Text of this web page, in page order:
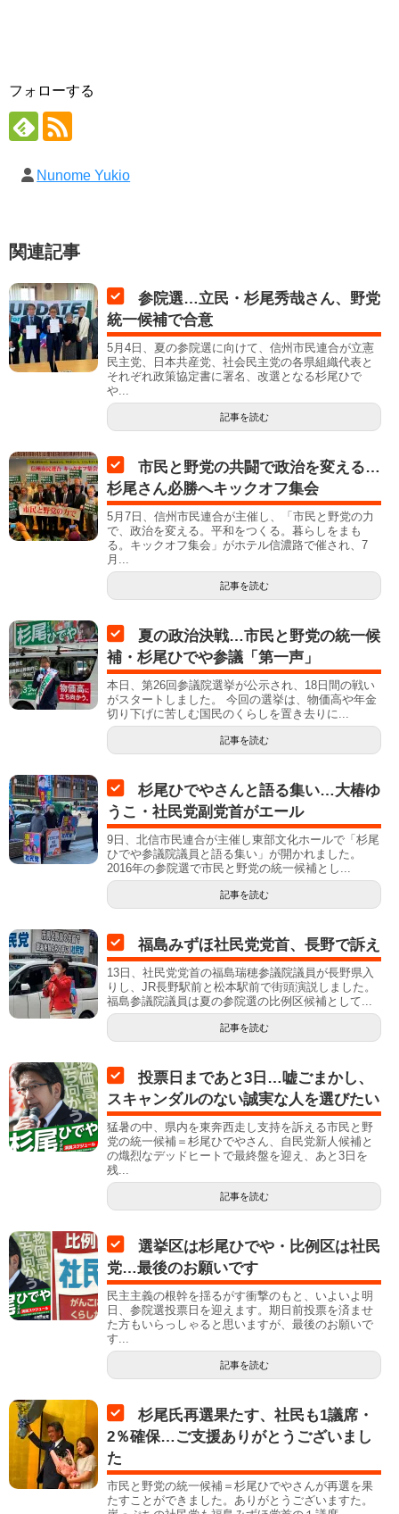
フォローする
Nunome Yukio
関連記事
参院選…立民・杉尾秀哉さん、野党
統一候補で合意
5月4日、夏の参院選に向けて、信州市民連合が立憲
民主党、日本共産党、社会民主党の各県組織代表と
それぞれ政策協定書に署名、改選となる杉尾ひで
や...
記事を読む
市民と野党の共闘で政治を変える…
杉尾さん必勝へキックオフ集会
5月7日、信州市民連合が主催し、「市民と野党の力
で、政治を変える。平和をつくる。暮らしをまも
る。キックオフ集会」がホテル信濃路で催され、7
月...
記事を読む
夏の政治決戦…市民と野党の統一候
補・杉尾ひでや参議「第一声」
本日、第26回参議院選挙が公示され、18日間の戦い
がスタートしました。 今回の選挙は、物価高や年金
切り下げに苦しむ国民のくらしを置き去りに...
記事を読む
杉尾ひでやさんと語る集い…大椿ゆ
うこ・社民党副党首がエール
9日、北信市民連合が主催し東部文化ホールで「杉尾
ひでや参議院議員と語る集い」が開かれました。
2016年の参院選で市民と野党の統一候補とし...
記事を読む
福島みずほ社民党党首、長野で訴え
13日、社民党党首の福島瑞穂参議院議員が長野県入
りし、JR長野駅前と松本駅前で街頭演説しました。
福島参議院議員は夏の参院選の比例区候補として...
記事を読む
投票日まであと3日…嘘ごまかし、
スキャンダルのない誠実な人を選びたい
猛暑の中、県内を東奔西走し支持を訴える市民と野
党の統一候補＝杉尾ひでやさん、自民党新人候補と
の熾烈なデッドヒートで最終盤を迎え、あと3日を
残...
記事を読む
選挙区は杉尾ひでや・比例区は社民
党…最後のお願いです
民主主義の根幹を揺るがす衝撃のもと、いよいよ明
日、参院選投票日を迎えます。期日前投票を済ませ
た方もいらっしゃると思いますが、最後のお願いで
す...
記事を読む
杉尾氏再選果たす、社民も1議席・
2％確保…ご支援ありがとうございまし
た
市民と野党の統一候補＝杉尾ひでやさんが再選を果
たすことができました。ありがとうございますた。